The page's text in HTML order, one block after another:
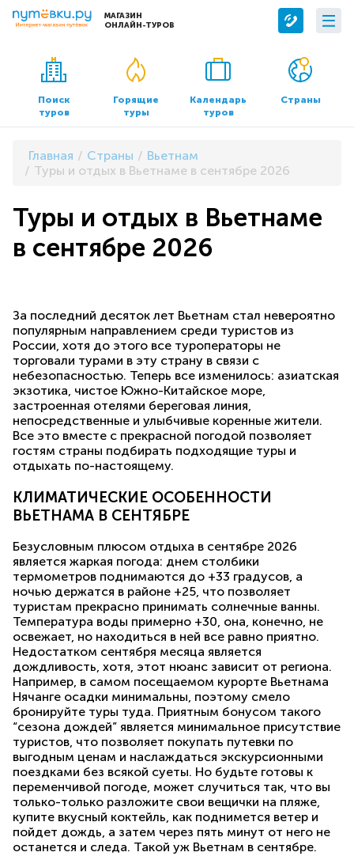
МАГАЗИН
ОНЛАЙН-ТУРОВ
Сервисы
Бронирование отелей
Трансфер
О компании
О нас
Контакты
Документы и реквизиты
Поиск
туров
Горящие
туры
Календарь
туров
Страны
Главная Страны
Вьетнам
Туры и отдых в Вьетнаме в сентябре 2026
Туры и отдых в Вьетнаме
в сентябре 2026
За последний десяток лет Вьетнам стал невероятно
популярным направлением среди туристов из
России, хотя до этого все туроператоры не
торговали турами в эту страну в связи с
небезопасностью. Теперь все изменилось: азиатская
экзотика, чистое Южно-Китайское море,
застроенная отелями береговая линия,
непосредственные и улыбчивые коренные жители.
Все это вместе с прекрасной погодой позволяет
гостям страны подбирать подходящие туры и
отдыхать по-настоящему.
КЛИМАТИЧЕСКИЕ ОСОБЕННОСТИ
ВЬЕТНАМА В СЕНТЯБРЕ
Безусловным плюсом отдыха в сентябре 2026
является жаркая погода: днем столбики
термометров поднимаются до +33 градусов, а
ночью держатся в районе +25, что позволяет
туристам прекрасно принимать солнечные ванны.
Температура воды примерно +30, она, конечно, не
освежает, но находиться в ней все равно приятно.
Недостатком сентября месяца является
дождливость, хотя, этот нюанс зависит от региона.
Например, в самом посещаемом курорте Вьетнама
Нячанге осадки минимальны, поэтому смело
бронируйте туры туда. Приятным бонусом такого
“сезона дождей” является минимальное присутствие
туристов, что позволяет покупать путевки по
выгодным ценам и наслаждаться экскурсионными
поездками без всякой суеты. Но будьте готовы к
переменчивой погоде, может случиться так, что вы
только-только разложите свои вещички на пляже,
купите вкусный коктейль, как поднимется ветер и
пойдет дождь, а затем через пять минут от него не
останется и следа. Такой уж Вьетнам в сентябре.